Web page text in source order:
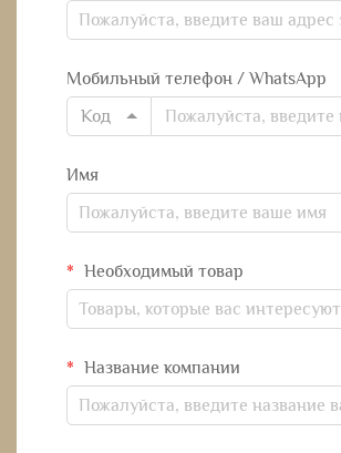
Мобильный телефон / WhatsApp
Код
Имя
Необходимый товар
Название компании